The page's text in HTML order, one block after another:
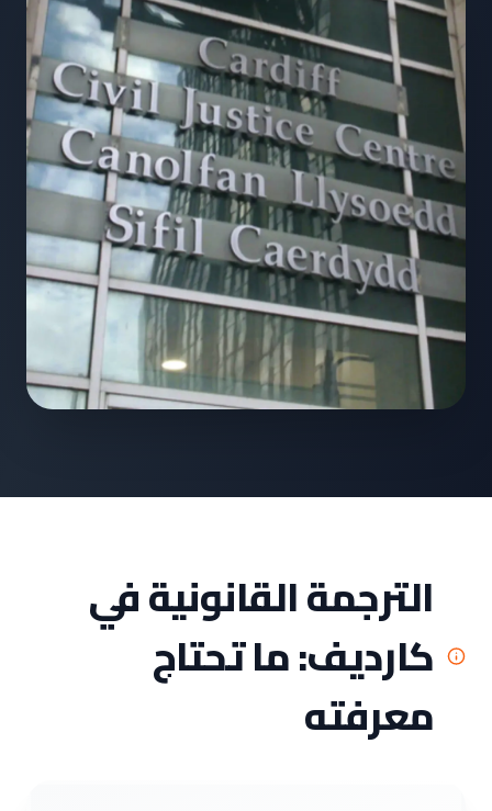
الترجمة القانونية في
كارديف: ما تحتاج
معرفته